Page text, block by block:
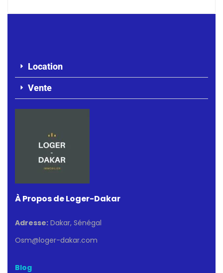
Location
Vente
À Propos de Loger-Dakar
Adresse: Dakar, Sénégal
Osm@loger-dakar.com
Blog